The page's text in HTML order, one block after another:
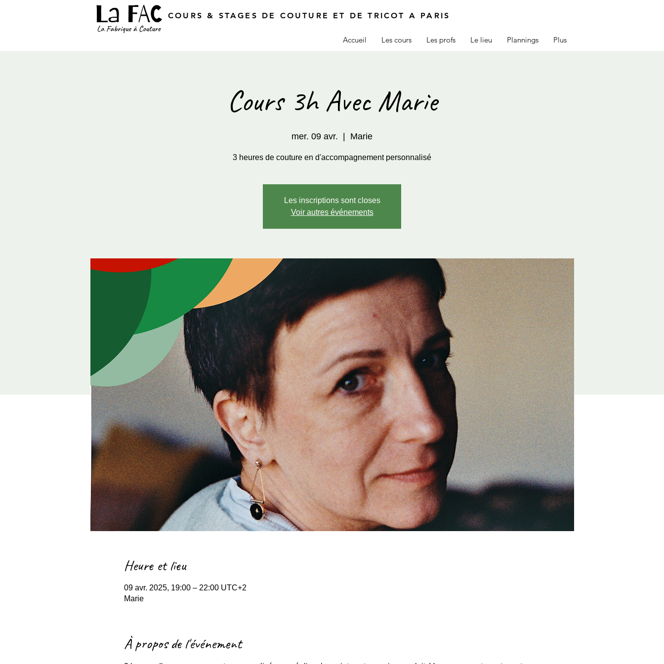
COURS & STAGES DE COUTURE ET DE TRICOT A PARIS
Accueil Les cours Les profs Le lieu Plannings Plus
Cours 3h Avec Marie
mer. 09 avr. Marie
3 heures de couture en d'accompagnement personnalisé
Les inscriptions sont closes
Voir autres événements
Heure et lieu
09 avr. 2025, 19:00 – 22:00 UTC+2
Marie
À propos de l'événement